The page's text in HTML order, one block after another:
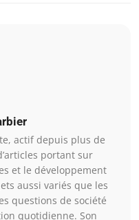
actif depuis plus de
portant sur
et le développement
aussi variés que les
questions de société
quotidienne. Son